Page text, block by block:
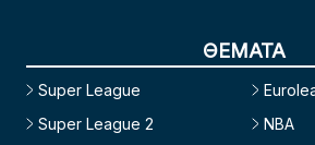
ΘΕΜΑΤΑ
Super League
Super League 2
NBA